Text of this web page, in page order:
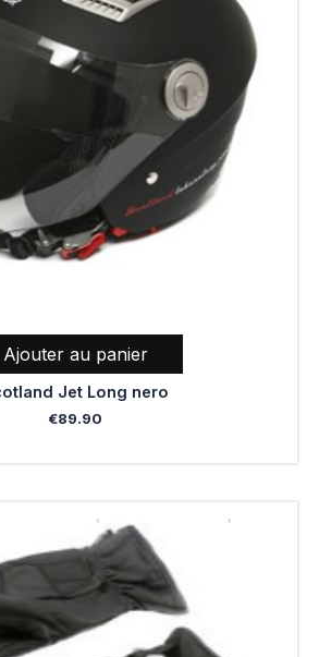
Jet Long nero
€89.90
Ajouter au panier